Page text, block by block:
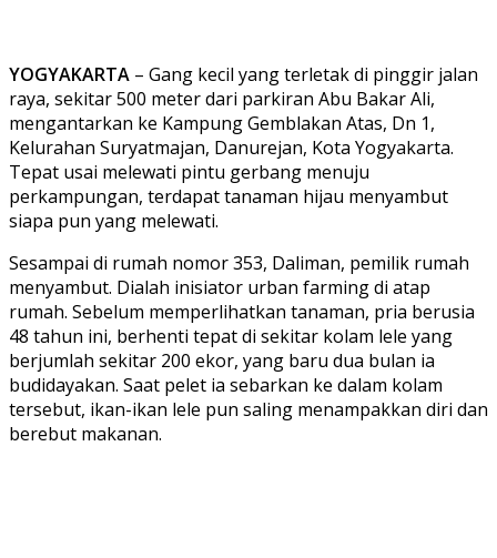
YOGYAKARTA – Gang kecil yang terletak di pinggir jalan
raya, sekitar 500 meter dari parkiran Abu Bakar Ali,
mengantarkan ke Kampung Gemblakan Atas, Dn 1,
Kelurahan Suryatmajan, Danurejan, Kota Yogyakarta.
Tepat usai melewati pintu gerbang menuju
perkampungan, terdapat tanaman hijau menyambut
siapa pun yang melewati.
Sesampai di rumah nomor 353, Daliman, pemilik rumah
menyambut. Dialah inisiator urban farming di atap
rumah. Sebelum memperlihatkan tanaman, pria berusia
48 tahun ini, berhenti tepat di sekitar kolam lele yang
berjumlah sekitar 200 ekor, yang baru dua bulan ia
budidayakan. Saat pelet ia sebarkan ke dalam kolam
tersebut, ikan-ikan lele pun saling menampakkan diri dan
berebut makanan.